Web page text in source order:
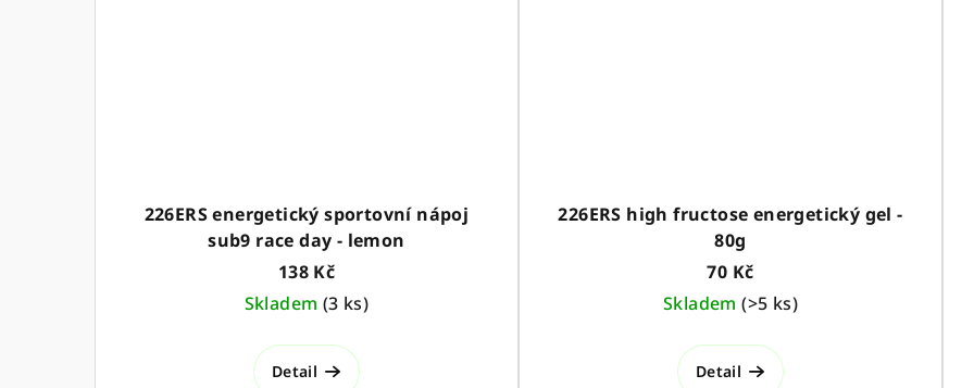
226ERS energetický sportovní nápoj
sub9 race day - lemon
138 Kč
Skladem (3 ks)
Detail
226ERS high fructose energetický gel -
80g
70 Kč
Skladem(>5 ks)
Detail